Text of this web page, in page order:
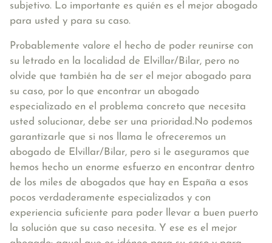
subjetivo. Lo importante es quién es el mejor abogado
para usted y para su caso.
Probablemente valore el hecho de poder reunirse con
su letrado en la localidad de Elvillar/Bilar, pero no
olvide que también ha de ser el mejor abogado para
su caso, por lo que encontrar un abogado
especializado en el problema concreto que necesita
usted solucionar, debe ser una prioridad.No podemos
garantizarle que si nos llama le ofreceremos un
abogado de Elvillar/Bilar, pero si le aseguramos que
hemos hecho un enorme esfuerzo en encontrar dentro
de los miles de abogados que hay en España a esos
pocos verdaderamente especializados y con
experiencia suficiente para poder llevar a buen puerto
la solución que su caso necesita. Y ese es el mejor